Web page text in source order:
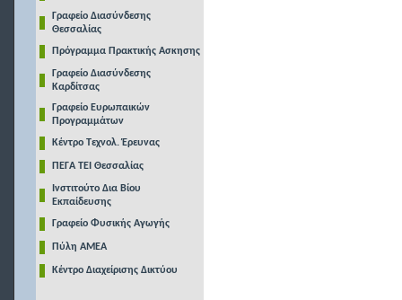
Γραφείο Διασύνδεσης
Θεσσαλίας
Πρόγραμμα Πρακτικής Ασκησης
Γραφείο Διασύνδεσης
Καρδίτσας
Γραφείο Ευρωπαικών
Προγραμμάτων
Κέντρο Τεχνολ. Έρευνας
ΠΕΓΑ ΤΕΙ Θεσσαλίας
Ινστιτούτο Δια Βίου
Εκπαίδευσης
Γραφείο Φυσικής Αγωγής
Πύλη ΑΜΕΑ
Κέντρο Διαχείρισης Δικτύου